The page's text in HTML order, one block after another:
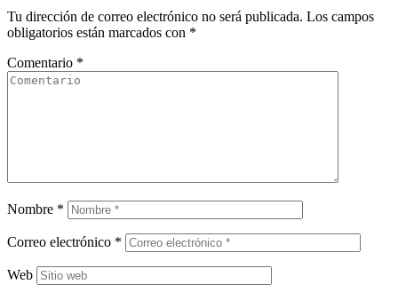
Tu dirección de correo electrónico no será publicada. Los campos
obligatorios están marcados con *
Comentario *
Nombre *
Correo electrónico *
Web